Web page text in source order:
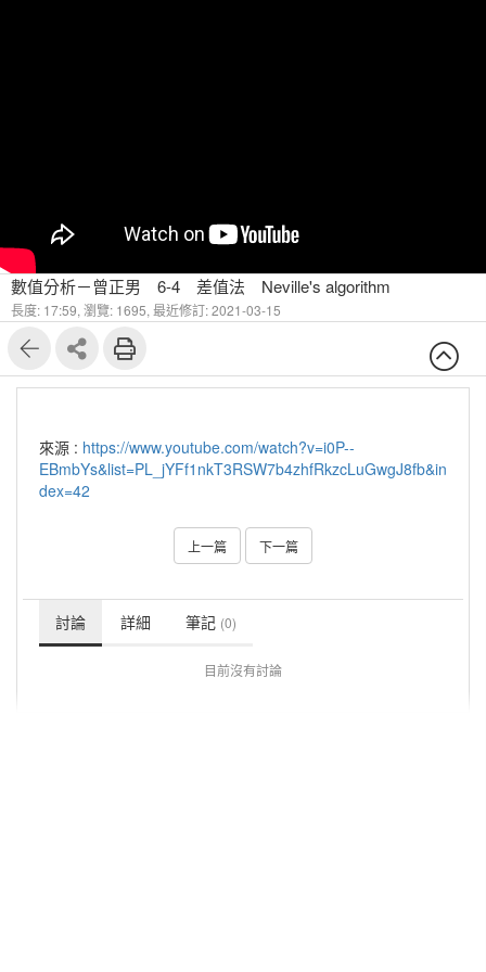
數值分析－曾正男 6-4 差值法 Neville's algorithm
長度: 17:59, 瀏覽: 1695, 最近修訂: 2021-03-15
來源 : https://www.youtube.com/watch?v=i0P--
EBmbYs&list=PL_jYFf1nkT3RSW7b4zhfRkzcLuGwgJ8fb&in
dex=42
上一篇 下一篇
討論 詳細 筆記 (0)
目前沒有討論